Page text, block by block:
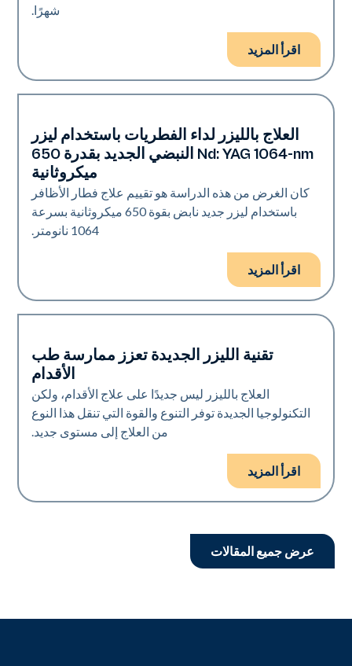
شهرًا.
اقرأ المزيد
الأظافر
العلاج بالليزر لداء الفطريات باستخدام ليزر
Nd: YAG 1064-nm النبضي الجديد بقدرة 650
ميكروثانية
كان الغرض من هذه الدراسة هو تقييم علاج فطار الأظافر
باستخدام ليزر جديد نابض بقوة 650 ميكروثانية بسرعة
1064 نانومتر.
اقرأ المزيد
تقنية الليزر الجديدة تعزز ممارسة طب
الأقدام
العلاج بالليزر ليس جديدًا على علاج الأقدام، ولكن
التكنولوجيا الجديدة توفر التنوع والقوة التي تنقل هذا النوع
من العلاج إلى مستوى جديد.
اقرأ المزيد
عرض جميع المقالات